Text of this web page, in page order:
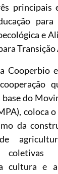
principais
e
Cooperbio
do
coloca
da
coletivas
cultura e